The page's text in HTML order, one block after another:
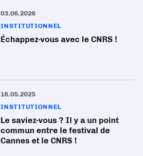
03.06.2026
INSTITUTIONNEL
Échappez-vous avec le CNRS !
16.05.2025
INSTITUTIONNEL
Le saviez-vous ? Il y a un point
commun entre le festival de
Cannes et le CNRS !